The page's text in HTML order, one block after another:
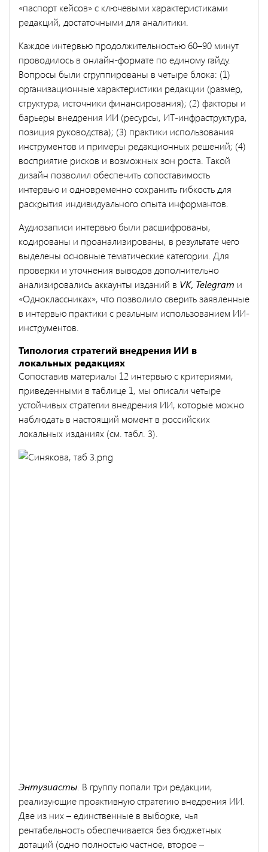
«паспорт кейсов» с ключевыми характеристиками
редакций, достаточными для аналитики.
Каждое интервью продолжительностью 60–90 минут
проводилось в онлайн-формате по единому гайду.
Вопросы были сгруппированы в четыре блока: (1)
организационные характеристики редакции (размер,
структура, источники финансирования); (2) факторы и
барьеры внедрения ИИ (ресурсы, ИТ-инфраструктура,
позиция руководства); (3) практики использования
инструментов и примеры редакционных решений; (4)
восприятие рисков и возможных зон роста. Такой
дизайн позволил обеспечить сопоставимость
интервью и одновременно сохранить гибкость для
раскрытия индивидуального опыта информантов.
Аудиозаписи интервью были расшифрованы,
кодированы и проанализированы, в результате чего
выделены основные тематические категории. Для
проверки и уточнения выводов дополнительно
анализировались аккаунты изданий в VK, Telegram и
«Одноклассниках», что позволило сверить заявленные
в интервью практики с реальным использованием ИИ-
инструментов.
Типология стратегий внедрения ИИ в
локальных редакциях
Сопоставив материалы 12 интервью с критериями,
приведенными в таблице 1, мы описали четыре
устойчивых стратегии внедрения ИИ, которые можно
наблюдать в настоящий момент в российских
локальных изданиях (см. табл. 3).
Энтузиасты . В группу попали три редакции,
реализующие проактивную стратегию внедрения ИИ.
Две из них – единственные в выборке, чья
рентабельность обеспечивается без бюджетных
дотаций (одно полностью частное, второе –